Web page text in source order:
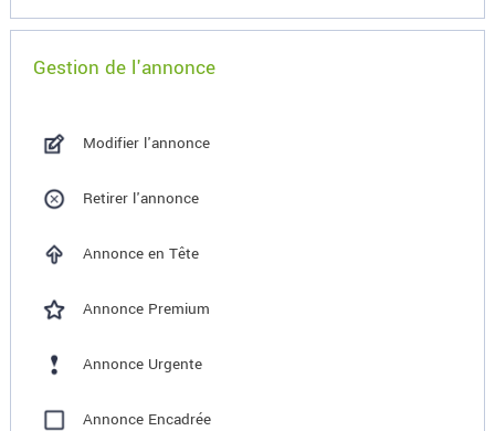
Gestion de l'annonce
Modifier l'annonce
Retirer l'annonce
Annonce en Tête
Annonce Premium
Annonce Urgente
Annonce Encadrée